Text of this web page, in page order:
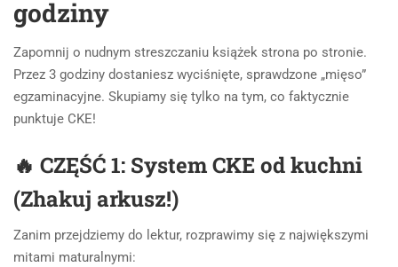
godziny
Zapomnij o nudnym streszczaniu książek strona po stronie.
Przez 3 godziny dostaniesz wyciśnięte, sprawdzone „mięso”
egzaminacyjne. Skupiamy się tylko na tym, co faktycznie
punktuje CKE!
🔥 CZĘŚĆ 1: System CKE od kuchni
(Zhakuj arkusz!)
Zanim przejdziemy do lektur, rozprawimy się z największymi
mitami maturalnymi: